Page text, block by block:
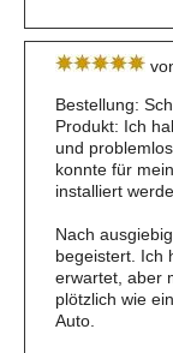
Bestellung:
Produkt: Ich
und
konnte für
installiert
Nach
begeistert. Ich
erwartet, aber
plötzlich wie
Auto.